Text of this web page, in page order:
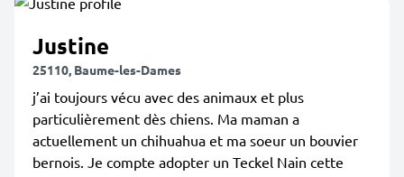
Justine
25110, Baume-les-Dames
j’ai toujours vécu avec des animaux et plus
particulièrement dès chiens. Ma maman a
actuellement un chihuahua et ma soeur un bouvier
bernois. Je compte adopter un Teckel Nain cette